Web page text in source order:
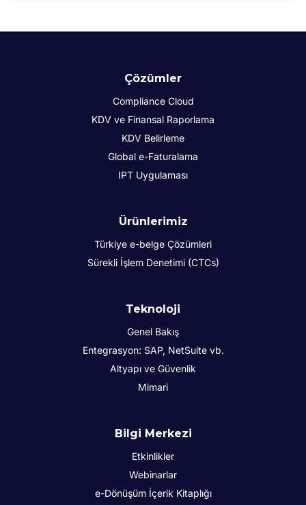
Çözümler
Compliance Cloud
KDV ve Finansal Raporlama
KDV Belirleme
Global e-Faturalama
IPT Uygulaması
Ürünlerimiz
Türkiye e-belge Çözümleri
Sürekli İşlem Denetimi (CTCs)
Teknoloji
Genel Bakış
Entegrasyon: SAP, NetSuite vb.
Altyapı ve Güvenlik
Mimari
Bilgi Merkezi
Etkinlikler
Webinarlar
e-Dönüşüm İçerik Kitaplığı